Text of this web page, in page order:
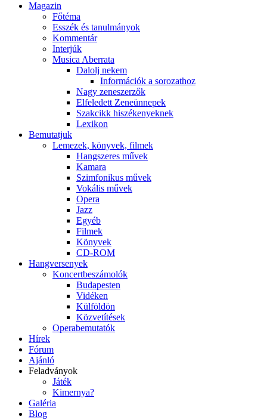
Magazin
Főtéma
Esszék és tanulmányok
Kommentár
Interjúk
Musica Aberrata
Dalolj nekem
Információk a sorozathoz
Nagy zeneszerzők
Elfeledett Zeneünnepek
Szakcikk hiszékenyeknek
Lexikon
Bemutatjuk
Lemezek, könyvek, filmek
Hangszeres művek
Kamara
Szimfonikus művek
Vokális művek
Opera
Jazz
Egyéb
Filmek
Könyvek
CD-ROM
Hangversenyek
Koncertbeszámolók
Budapesten
Vidéken
Külföldön
Közvetítések
Operabemutatók
Hírek
Fórum
Ajánló
Feladványok
Játék
Kimernya?
Galéria
Blog